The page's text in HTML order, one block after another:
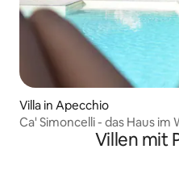
Villa in Apecchio
Ca' Simoncelli - das Haus im
Villen mit